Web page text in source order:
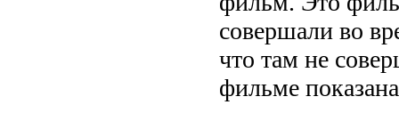
совершали во
что там не
фильме